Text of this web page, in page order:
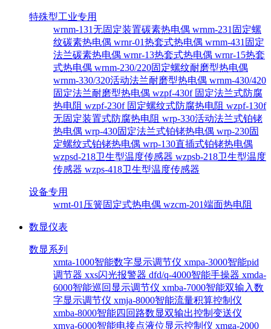
特殊型工业专用
wrnm-131无固定装置碳素热电偶 wrnm-231固定螺
纹碳素热电偶 wrnr-01热套式热电偶 wrnm-431固定
法兰碳素热电偶 wrnr-13热套式热电偶 wrnr-15热套
式热电偶 wrnm-230/220固定螺纹耐磨型热电偶
wrnm-330/320活动法兰耐磨型热电偶 wrnm-430/420
固定法兰耐磨型热电偶 wzpf-430f 固定法兰式防腐
热电阻 wzpf-230f 固定螺纹式防腐热电阻 wzpf-130f
无固定装置式防腐热电阻 wrp-330活动法兰式铂铑
热电偶 wrp-430固定法兰式铂铑热电偶 wrp-230固
定螺纹式铂铑热电偶 wrp-130直插式铂铑热电偶
wzpsd-218卫生型温度传感器 wzpsb-218卫生型温度
传感器 wzps-418卫生型温度传感器
设备专用
wrnt-01压簧固定式热电偶 wzcm-201端面热电阻
数显仪表
数显系列
xmta-1000智能数字显示调节仪 xmpa-3000智能pid
调节器 xxs闪光报警器 dfd/q-4000智能手操器 xmda-
6000智能巡回显示调节仪 xmba-7000智能双输入数
字显示调节仪 xmja-8000智能流量积算控制仪
xmba-8000智能四回路数显双输出控制变送仪
xmya-6000智能电接点液位显示控制仪 xmga-2000